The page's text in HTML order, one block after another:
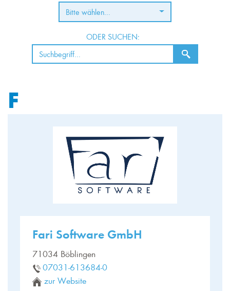
Bitte wählen...
ODER SUCHEN:
F
Fari Software GmbH
71034 Böblingen
07031-613684-0
zur Website